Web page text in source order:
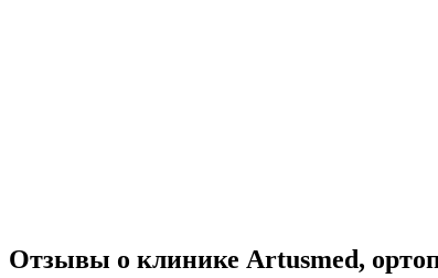
Отзывы о клинике Artusmed,